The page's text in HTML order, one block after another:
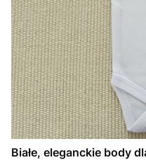
Białe, eleganckie body